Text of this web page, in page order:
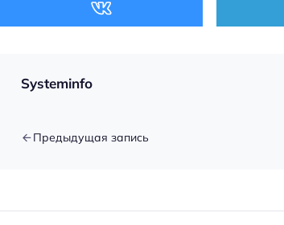
Systeminfo
Предыдущая запись